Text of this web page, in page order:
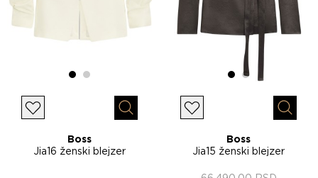
Lista želja Brzi pregled
Boss
Jia16 ženski blejzer
Lista želja Brzi
Boss
Jia15 ženski blejzer